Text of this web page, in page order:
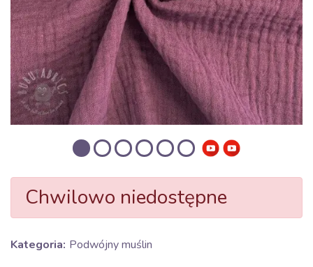
Chwilowo niedostępne
Kategoria: Podwójny muślin